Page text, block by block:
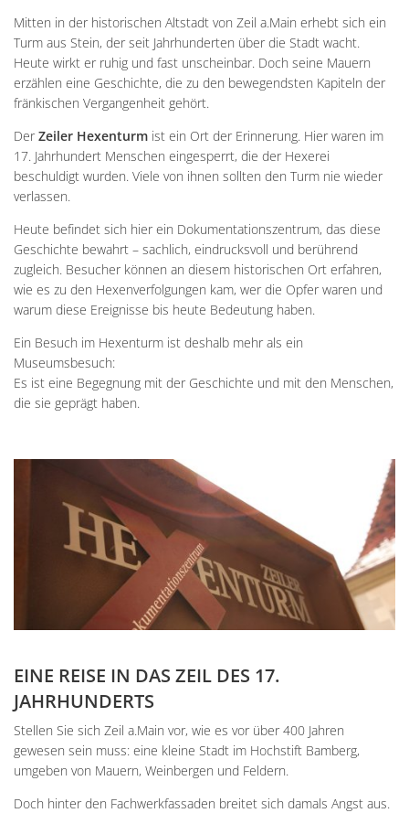
2025
2026
Online Anträge Online Portal
Stellenangebote Bauhofmitarbeiter für
Bekanntmachungen
Errichtung von
Bekanntmachung der
Bekanntmachung zum
Integration
Friedhof
Friedhof
Friedhof
Kommunale Wärmeplanung
Wohnmobilstellplatz
Wein, Bier und Edelbrände
Mitten in der historischen Altstadt von Zeil a.Main erhebt sich ein
Turm aus Stein, der seit Jahrhunderten über die Stadt wacht.
Heute wirkt er ruhig und fast unscheinbar. Doch seine Mauern
erzählen eine Geschichte, die zu den bewegendsten Kapiteln der
fränkischen Vergangenheit gehört.
DerZeiler Hexenturm ist ein Ort der Erinnerung. Hier waren im
17. Jahrhundert Menschen eingesperrt, die der Hexerei
beschuldigt wurden. Viele von ihnen sollten den Turm nie wieder
verlassen.
Heute befindet sich hier ein Dokumentationszentrum, das diese
Geschichte bewahrt – sachlich, eindrucksvoll und berührend
zugleich. Besucher können an diesem historischen Ort erfahren,
wie es zu den Hexenverfolgungen kam, wer die Opfer waren und
warum diese Ereignisse bis heute Bedeutung haben.
Ein Besuch im Hexenturm ist deshalb mehr als ein
Museumsbesuch:
Es ist eine Begegnung mit der Geschichte und mit den Menschen,
die sie geprägt haben.
EINE REISE IN DAS ZEIL DES 17.
JAHRHUNDERTS
Stellen Sie sich Zeil a.Main vor, wie es vor über 400 Jahren
gewesen sein muss: eine kleine Stadt im Hochstift Bamberg,
umgeben von Mauern, Weinbergen und Feldern.
Doch hinter den Fachwerkfassaden breitet sich damals Angst aus.